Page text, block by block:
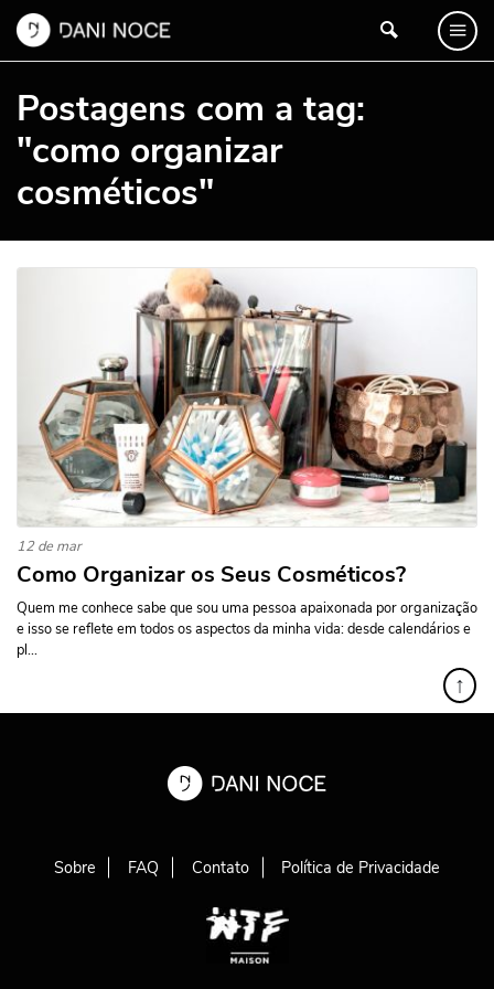
Postagens com a tag:
"como organizar
cosméticos"
12 de mar
Como Organizar os Seus Cosméticos?
Quem me conhece sabe que sou uma pessoa apaixonada por organização
e isso se reflete em todos os aspectos da minha vida: desde calendários e
pl...
↑
Sobre FAQ Contato Política de Privacidade